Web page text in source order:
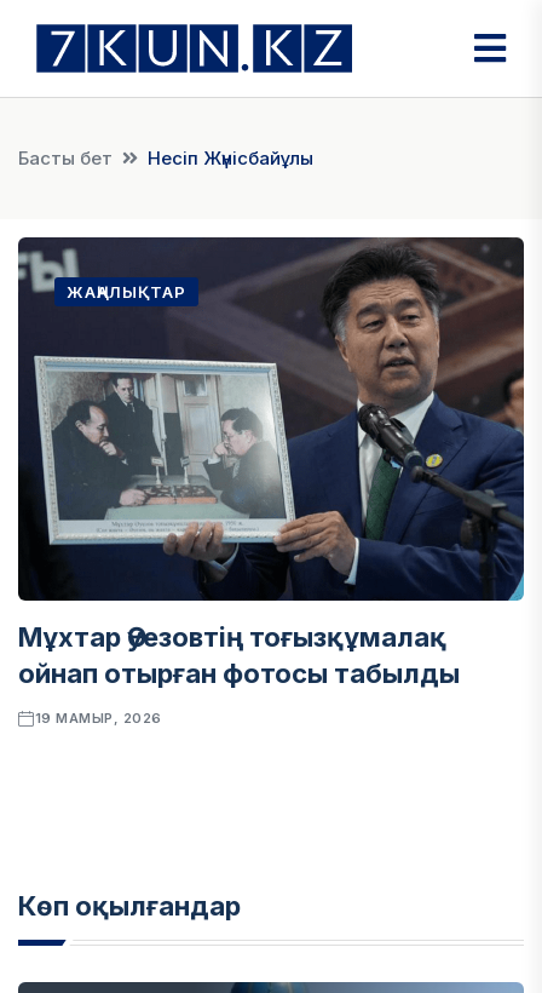
Басты бет Несіп Жүнісбайұлы
ЖАҢАЛЫҚТАР
Мұхтар Әуезовтің тоғызқұмалақ
ойнап отырған фотосы табылды
19 МАМЫР, 2026
Көп оқылғандар